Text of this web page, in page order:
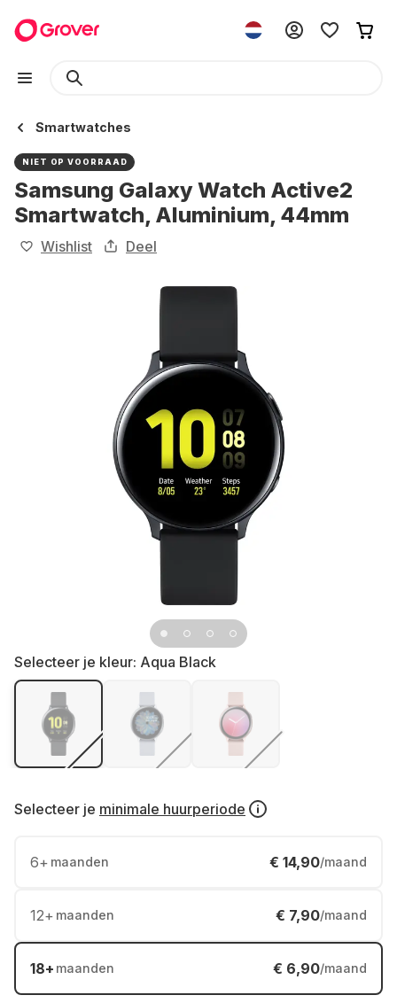
Smartwatches
NIET OP VOORRAAD
Samsung Galaxy Watch Active2
Smartwatch, Aluminium, 44mm
Wishlist Deel
Selecteer je kleur: Aqua Black
Selecteer je minimale huurperiode
6+ maanden € 14,90/maand
12+ maanden € 7,90/maand
18+ maanden € 6,90/maand